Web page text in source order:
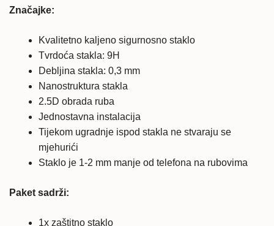
staklo
količina
Značajke:
Kvalitetno kaljeno sigurnosno staklo
Tvrdoća stakla: 9H
Debljina stakla: 0,3 mm
Nanostruktura stakla
2.5D obrada ruba
Jednostavna instalacija
Tijekom ugradnje ispod stakla ne stvaraju se
mjehurići
Staklo je 1-2 mm manje od telefona na rubovima
Paket sadrži:
1x zaštitno staklo